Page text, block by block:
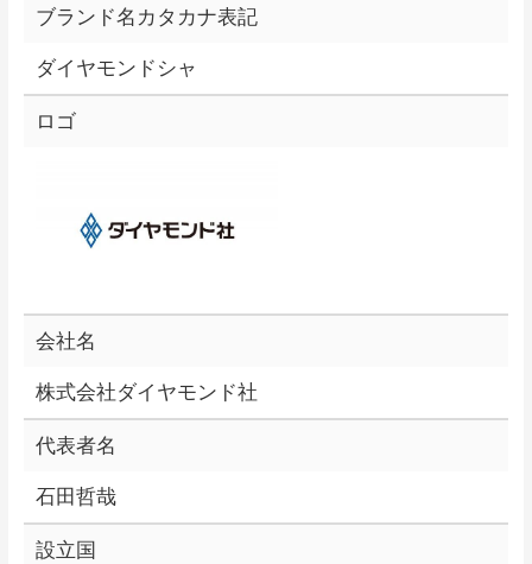
ブランド名カタカナ表記
ダイヤモンドシャ
ロゴ
会社名
株式会社ダイヤモンド社
代表者名
石田哲哉
設立国